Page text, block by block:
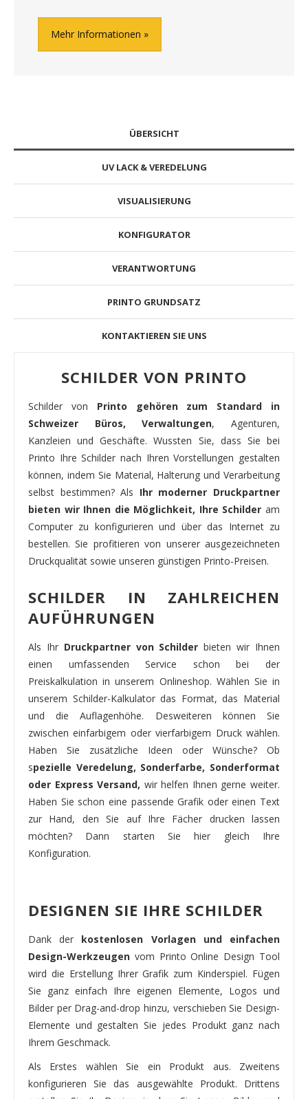
Mehr Informationen
ÜBERSICHT
UV LACK & VEREDELUNG
VISUALISIERUNG
KONFIGURATOR
VERANTWORTUNG
PRINTO GRUNDSATZ
KONTAKTIEREN SIE UNS
SCHILDER VON PRINTO
Schilder von Printo gehören zum Standard in
Schweizer Büros, Verwaltungen, Agenturen,
Kanzleien und Geschäfte. Wussten Sie, dass Sie bei
Printo Ihre Schilder nach Ihren Vorstellungen gestalten
können, indem Sie Material, Halterung und Verarbeitung
selbst bestimmen? Als Ihr moderner Druckpartner
bieten wir Ihnen die Möglichkeit, Ihre Schilder am
Computer zu konfigurieren und über das Internet zu
bestellen. Sie profitieren von unserer ausgezeichneten
Druckqualität sowie unseren günstigen Printo-Preisen.
SCHILDER IN ZAHLREICHEN
AUFÜHRUNGEN
Als Ihr Druckpartner von Schilderbieten wir Ihnen
einen umfassenden Service schon bei der
Preiskalkulation in unserem Onlineshop. Wählen Sie in
unserem Schilder-Kalkulator das Format, das Material
und die Auflagenhöhe. Desweiteren können Sie
zwischen einfarbigem oder vierfarbigem Druck wählen.
Haben Sie zusätzliche Ideen oder Wünsche? Ob
spezielle Veredelung, Sonderfarbe, Sonderformat
oder Express Versand, wir helfen Ihnen gerne weiter.
Haben Sie schon eine passende Grafik oder einen Text
zur Hand, den Sie auf Ihre Fächer drucken lassen
möchten? Dann starten Sie hier gleich Ihre
Konfiguration.
DESIGNEN SIE IHRE SCHILDER
Dank der kostenlosen Vorlagen und einfachen
Design-Werkzeugen vom Printo Online Design Tool
wird die Erstellung Ihrer Grafik zum Kinderspiel. Fügen
Sie ganz einfach Ihre eigenen Elemente, Logos und
Bilder per Drag-and-drop hinzu, verschieben Sie Design-
Elemente und gestalten Sie jedes Produkt ganz nach
Ihrem Geschmack.
Als Erstes wählen Sie ein Produkt aus. Zweitens
konfigurieren Sie das ausgewählte Produkt. Drittens